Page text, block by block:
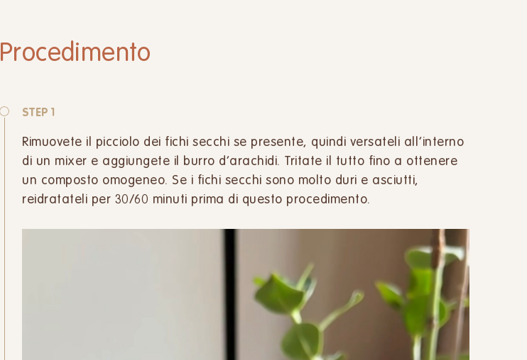
Procedimento
STEP 1
Rimuovete il picciolo dei fichi secchi se presente, quindi versateli all’interno
di un mixer e aggiungete il burro d’arachidi. Tritate il tutto fino a ottenere
un composto omogeneo. Se i fichi secchi sono molto duri e asciutti,
reidratateli per 30/60 minuti prima di questo procedimento.